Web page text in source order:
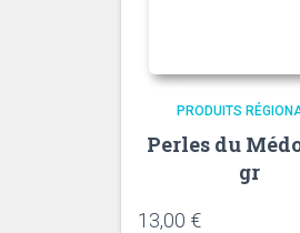
PRODUITS
Perles du
gr
13,00 €